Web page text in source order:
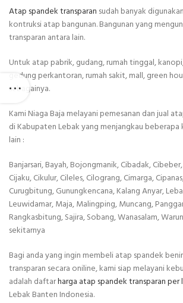
Atap spandek transparan sudah banyak
kontruksi atap bangunan. Bangunan yang
transparan antara lain.
Untuk atap pabrik, gudang, rumah tinggal,
gedung perkantoran, rumah sakit, mall, green
sebagainya.
Kami Niaga Baja melayani pemesanan dan jual
di Kabupaten Lebak yang menjangkau
lain :
Banjarsari, Bayah, Bojongmanik, Cibadak,
Cijaku, Cikulur, Cileles, Cilograng, Cimarga,
Curugbitung, Gunungkencana, Kalang Anyar,
Leuwidamar, Maja, Malingping, Muncang,
Rangkasbitung, Sajira, Sobang, Wanasalam,
sekitarnya
Bagi anda yang ingin membeli atap spandek
transparan secara oniline, kami siap melayani
adalah daftarharga atap spandek transparan per
Lebak Banten Indonesia.